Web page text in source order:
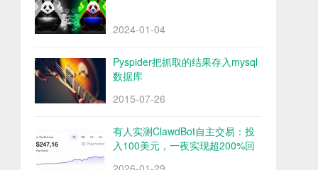
2024-01-04
Pyspider把抓取的结果存入mysql
数据库
2015-07-26
有人实测ClawdBot自主交易：投
入100美元，一夜实现超200%回